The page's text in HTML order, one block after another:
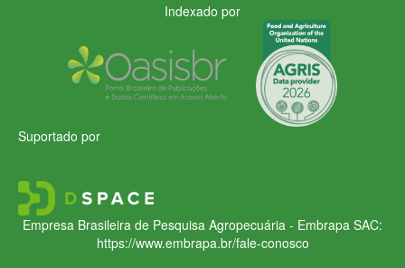
Indexado por
Suportado por
Empresa Brasileira de Pesquisa Agropecuária - Embrapa SAC:
https://www.embrapa.br/fale-conosco